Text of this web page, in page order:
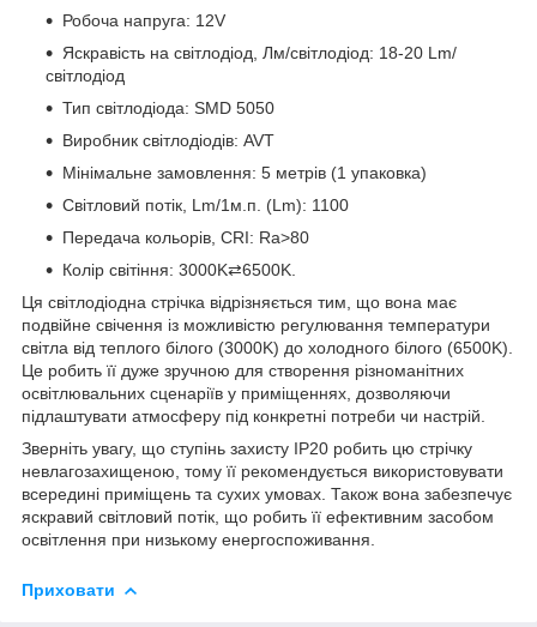
Робоча напруга: 12V
Яскравість на світлодіод, Лм/світлодіод: 18-20 Lm/
світлодіод
Тип світлодіода: SMD 5050
Виробник світлодіодів: AVT
Мінімальне замовлення: 5 метрів (1 упаковка)
Світловий потік, Lm/1м.п. (Lm): 1100
Передача кольорів, CRI: Ra>80
Колір світіння: 3000K⇄6500K.
Ця світлодіодна стрічка відрізняється тим, що вона має
подвійне свічення із можливістю регулювання температури
світла від теплого білого (3000K) до холодного білого (6500K).
Це робить її дуже зручною для створення різноманітних
освітлювальних сценаріїв у приміщеннях, дозволяючи
підлаштувати атмосферу під конкретні потреби чи настрій.
Зверніть увагу, що ступінь захисту IP20 робить цю стрічку
невлагозахищеною, тому її рекомендується використовувати
всередині приміщень та сухих умовах. Також вона забезпечує
яскравий світловий потік, що робить її ефективним засобом
освітлення при низькому енергоспоживання.
Приховати